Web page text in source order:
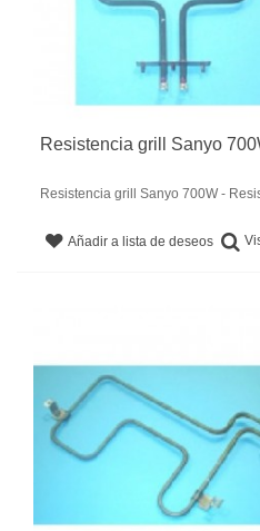
Resistencia grill Sanyo
Resistencia grill Sanyo 700W -
Añadir a lista de deseos